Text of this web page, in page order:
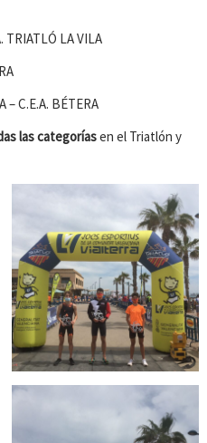
TRIATLÓ LA VILA
– C.E.A. BÉTERA
las categoríasen el Triatlón y